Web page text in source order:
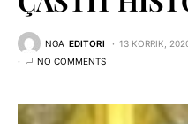
NGA EDITORI 13 KORRIK,
NO COMMENTS